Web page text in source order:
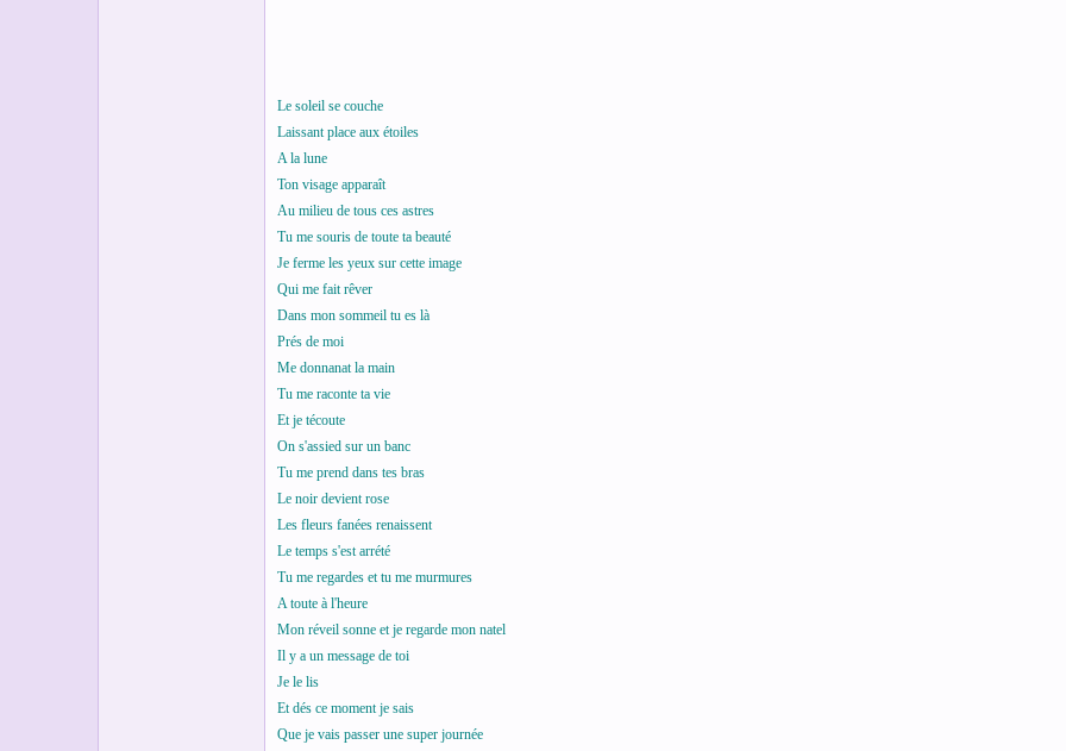
Le soleil se couche
Laissant place aux étoiles
A la lune
Ton visage apparaît
Au milieu de tous ces astres
Tu me souris de toute ta beauté
Je ferme les yeux sur cette image
Qui me fait rêver
Dans mon sommeil tu es là
Prés de moi
Me donnanat la main
Tu me raconte ta vie
Et je técoute
On s'assied sur un banc
Tu me prend dans tes bras
Le noir devient rose
Les fleurs fanées renaissent
Le temps s'est arrété
Tu me regardes et tu me murmures
A toute à l'heure
Mon réveil sonne et je regarde mon natel
Il y a un message de toi
Je le lis
Et dés ce moment je sais
Que je vais passer une super journée